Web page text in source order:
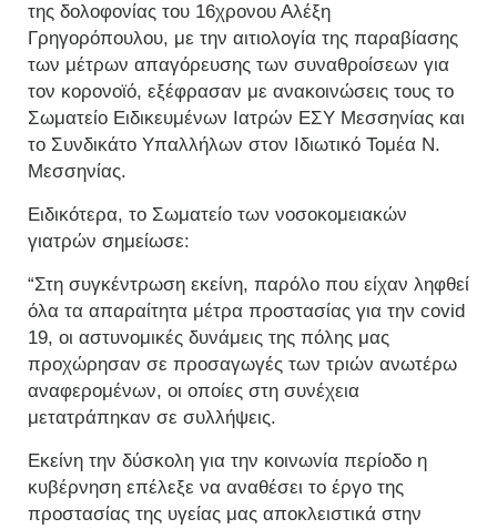
της δολοφονίας του 16χρονου Αλέξη
Γρηγορόπουλου, με την αιτιολογία της παραβίασης
των μέτρων απαγόρευσης των συναθροίσεων για
τον κορονοϊό, εξέφρασαν με ανακοινώσεις τους το
Σωματείο Ειδικευμένων Ιατρών ΕΣΥ Μεσσηνίας και
το Συνδικάτο Υπαλλήλων στον Ιδιωτικό Τομέα Ν.
Μεσσηνίας.
Ειδικότερα, το Σωματείο των νοσοκομειακών
γιατρών σημείωσε:
“Στη συγκέντρωση εκείνη, παρόλο που είχαν ληφθεί
όλα τα απαραίτητα μέτρα προστασίας για την covid
19, οι αστυνομικές δυνάμεις της πόλης μας
προχώρησαν σε προσαγωγές των τριών ανωτέρω
αναφερομένων, οι οποίες στη συνέχεια
μετατράπηκαν σε συλλήψεις.
Εκείνη την δύσκολη για την κοινωνία περίοδο η
κυβέρνηση επέλεξε να αναθέσει το έργο της
προστασίας της υγείας μας αποκλειστικά στην